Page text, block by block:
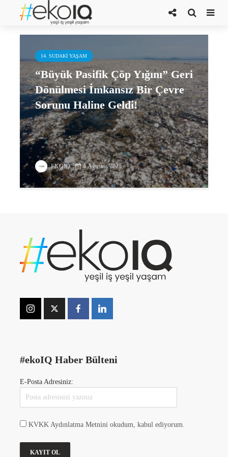
Büyük Pasifik Çöp Yığını
14. SUDAKI YAŞAM
“Büyük Pasifik Çöp Yığını” Geri
Dönülmesi İmkansız Bir Çevre
Sorunu Haline Geldi!
EKOIQ 4 Ağustos 2025
#ekoIQ Haber Bülteni
E-Posta Adresiniz:
KVKK Aydınlatma Metnini okudum, kabul ediyorum.